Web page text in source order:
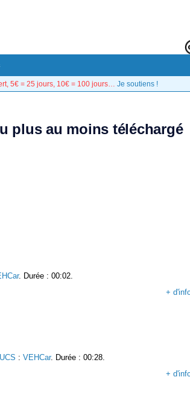
5€ = 25 jours, 10€ = 100 jours… Je soutiens !
plus au moins téléchargé
. Durée : 00:02.
+
: VEHCar. Durée : 00:28.
+